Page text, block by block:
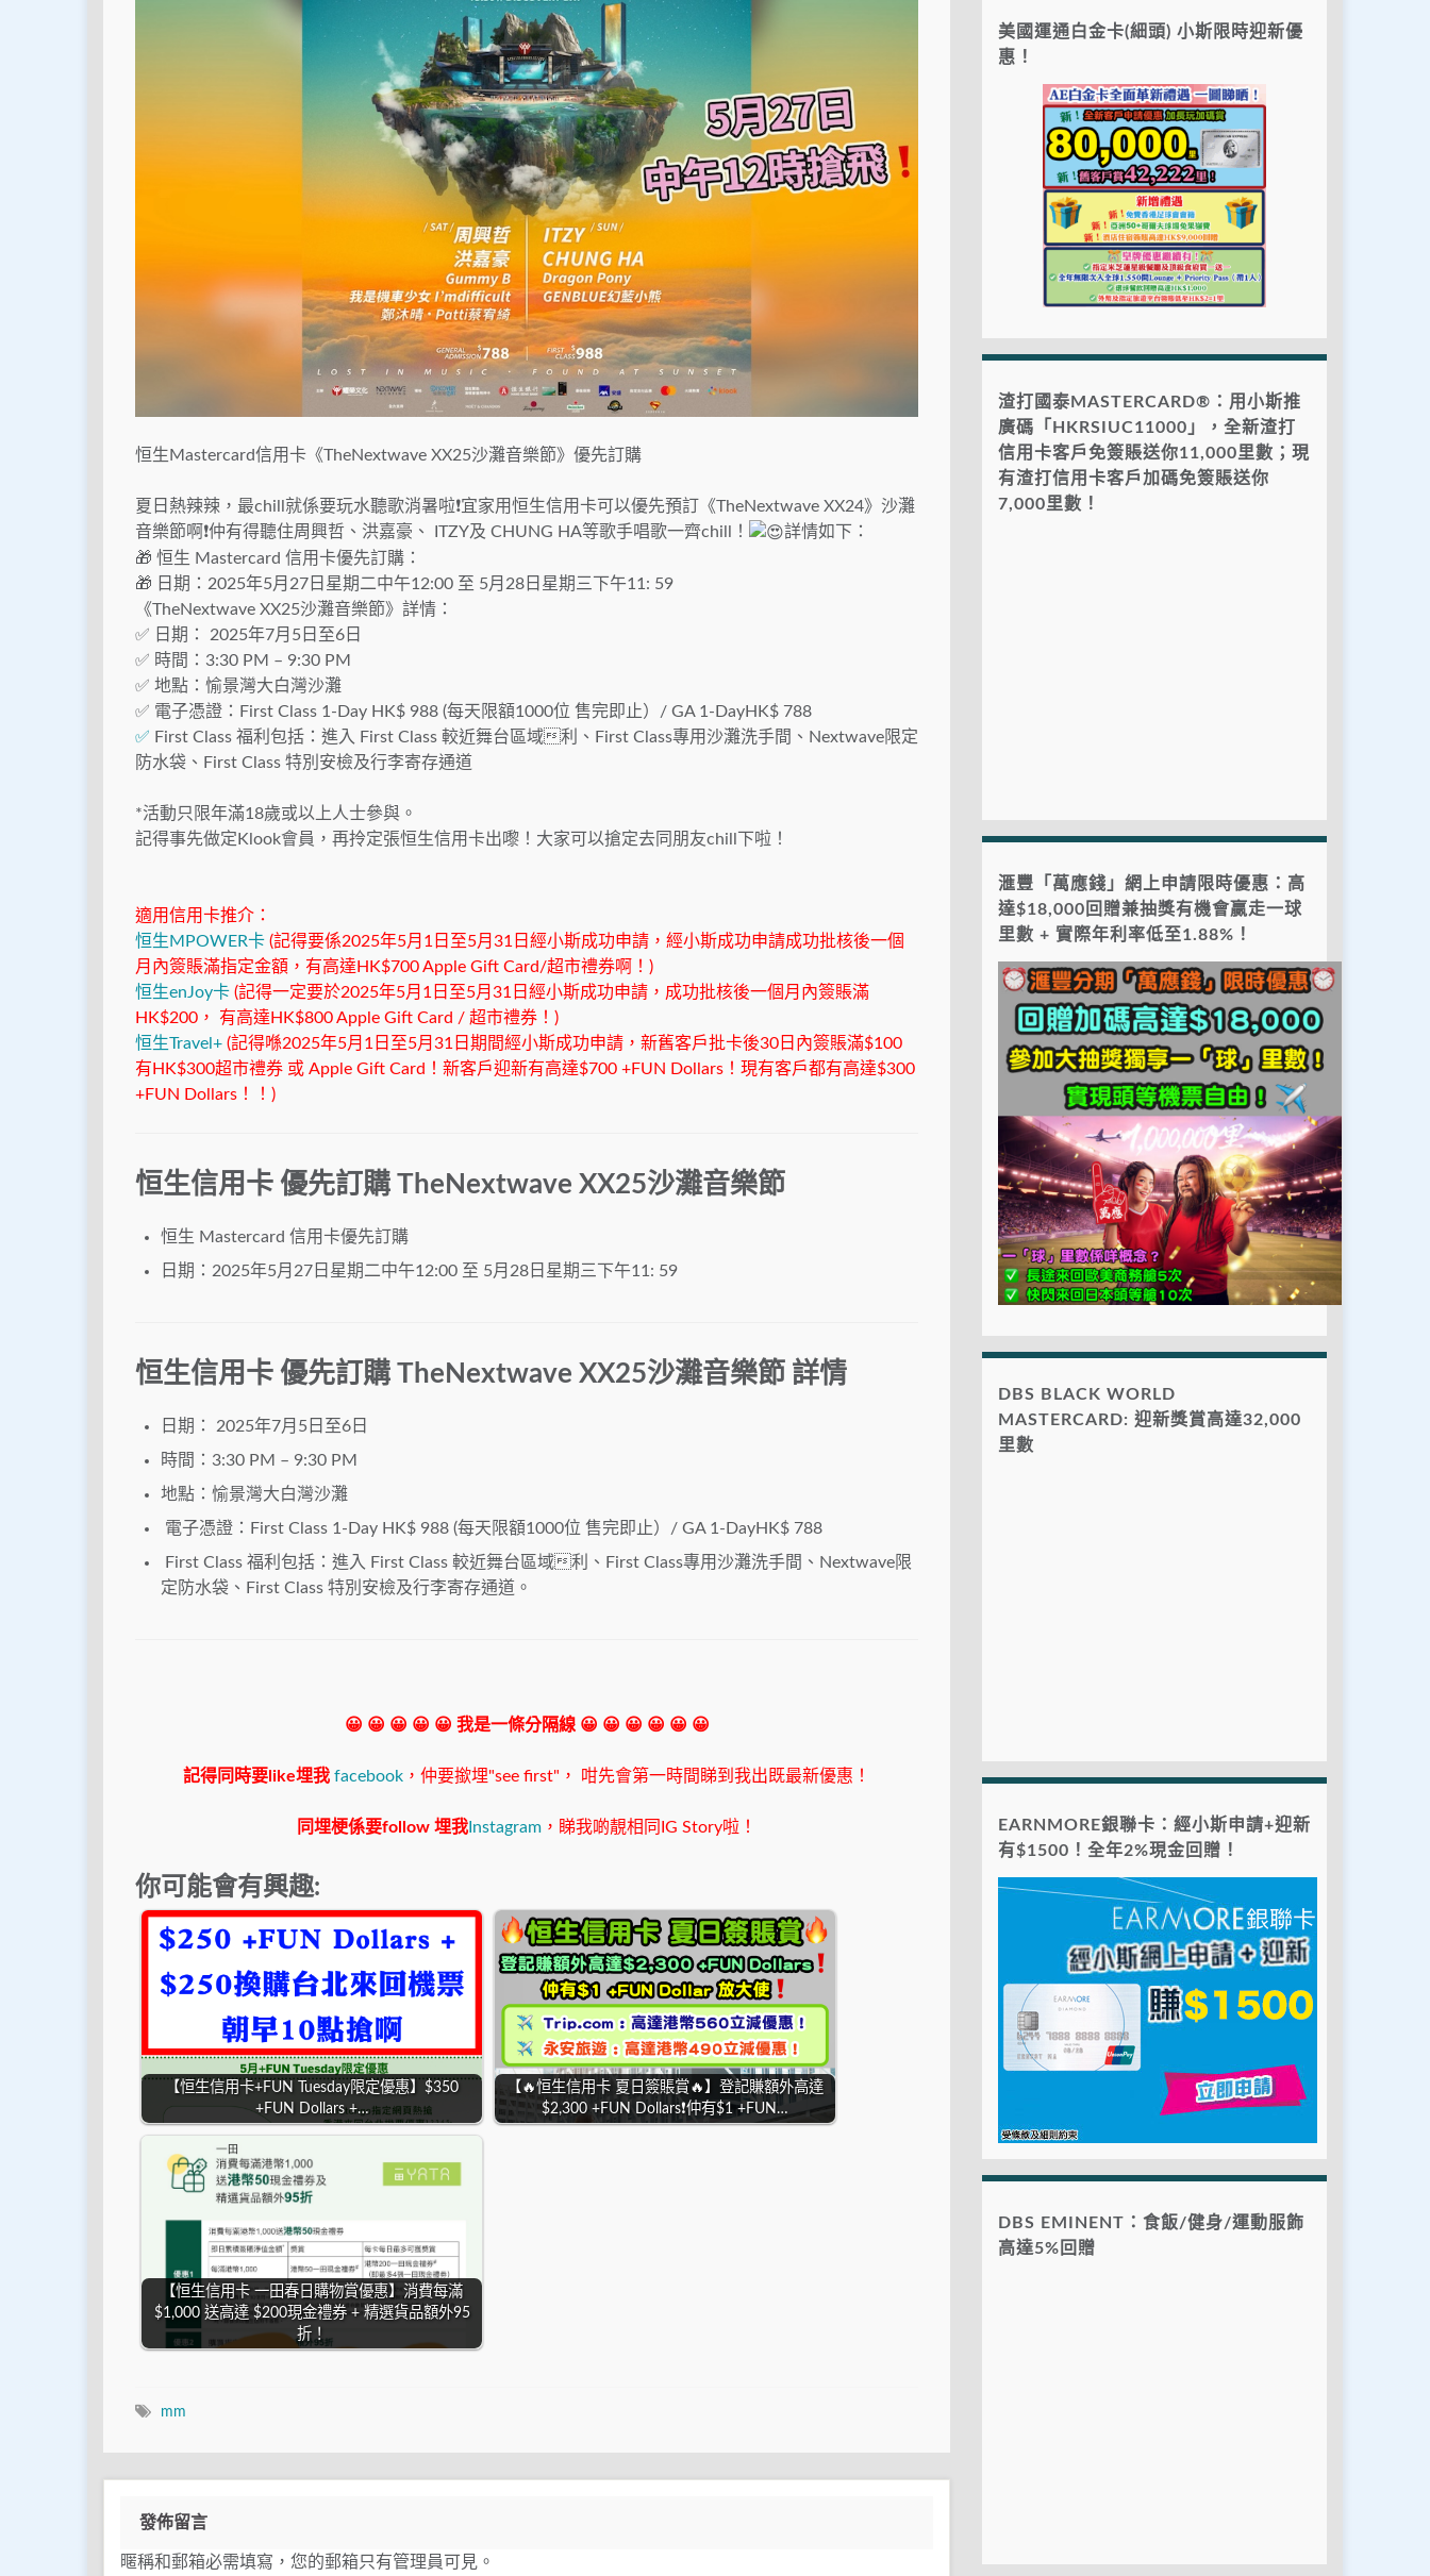
恒生Mastercard信用卡《TheNextwave XX25沙灘音樂節》優先訂購
夏日熱辣辣，最chill就係要玩水聽歌消暑啦❗宜家用恒生信用卡可以優先預訂《TheNextwave XX24》沙灘
音樂節啊❗仲有得聽住周興哲、洪嘉豪、 ITZY及 CHUNG HA等歌手唱歌一齊chill！
詳情如下：
🎁 恒生 Mastercard 信用卡優先訂購：
🎁 日期：2025年5月27日星期二中午12:00 至 5月28日星期三下午11: 59
《TheNextwave XX25沙灘音樂節》詳情：
✅ 日期： 2025年7月5日至6日
✅ 時間：3:30 PM – 9:30 PM
✅ 地點：愉景灣大白灣沙灘
✅ 電子憑證：First Class 1-Day HK$ 988 (每天限額1000位 售完即止）/ GA 1-DayHK$ 788
✅ First Class 福利包括：進入 First Class 較近舞台區域利、First Class專用沙灘洗手間、Nextwave限定
防水袋、First Class 特別安檢及行李寄存通道
*活動只限年滿18歲或以上人士參與。
記得事先做定Klook會員，再拎定張恒生信用卡出嚟！大家可以搶定去同朋友chill下啦！
適用信用卡推介：
恒生MPOWER卡 (記得要係2025年5月1日至5月31日經小斯成功申請，經小斯成功申請成功批核後一個
月內簽賬滿指定金額，有高達HK$700 Apple Gift Card/超市禮券啊！)
恒生enJoy卡 (記得一定要於2025年5月1日至5月31日經小斯成功申請，成功批核後一個月內簽賬滿
HK$200， 有高達HK$800 Apple Gift Card / 超市禮券！)
恒生Travel+ (記得喺2025年5月1日至5月31日期間經小斯成功申請，新舊客戶批卡後30日內簽賬滿$100
有HK$300超市禮券 或 Apple Gift Card！新客戶迎新有高達$700 +FUN Dollars！現有客戶都有高達$300
+FUN Dollars！！)
恒生信用卡 優先訂購 TheNextwave XX25沙灘音樂節
恒生 Mastercard 信用卡優先訂購
日期：2025年5月27日星期二中午12:00 至 5月28日星期三下午11: 59
恒生信用卡 優先訂購 TheNextwave XX25沙灘音樂節 詳情
日期： 2025年7月5日至6日
時間：3:30 PM – 9:30 PM
地點：愉景灣大白灣沙灘
電子憑證：First Class 1-Day HK$ 988 (每天限額1000位 售完即止）/ GA 1-DayHK$ 788
First Class 福利包括：進入 First Class 較近舞台區域利、First Class專用沙灘洗手間、Nextwave限
定防水袋、First Class 特別安檢及行李寄存通道。
😀 😀 😀 😀 😀 我是一條分隔線 😀 😀 😀 😀 😀 😀
記得同時要like埋我 facebook ，仲要撳埋"see first"， 咁先會第一時間睇到我出既最新優惠！
同埋梗係要follow 埋我 Instagram ，睇我啲靚相同IG Story啦！
你可能會有興趣:
【恒生信用卡+FUN Tuesday限定優惠】$350
+FUN Dollars +…
【🔥恒生信用卡 夏日簽賬賞🔥】登記賺額外高達
$2,300 +FUN Dollars❗仲有$1 +FUN…
【恒生信用卡 一田春日購物賞優惠】消費每滿
$1,000 送高達 $200現金禮券 + 精選貨品額外95
折！
mm
發佈留言
暱稱和郵箱必需填寫，您的郵箱只有管理員可見。
美國運通白金卡(細頭) 小斯限時迎新優
惠！
渣打國泰MASTERCARD®：用小斯推
廣碼「HKRSIUC11000」，全新渣打
信用卡客戶免簽賬送你11,000里數；現
有渣打信用卡客戶加碼免簽賬送你
7,000里數！
滙豐「萬應錢」網上申請限時優惠：高
達$18,000回贈兼抽獎有機會贏走一球
里數 + 實際年利率低至1.88%！
DBS BLACK WORLD
MASTERCARD: 迎新獎賞高達32,000
里數
EARNMORE銀聯卡：經小斯申請+迎新
有$1500！全年2%現金回贈！
DBS EMINENT：食飯/健身/運動服飾
高達5%回贈